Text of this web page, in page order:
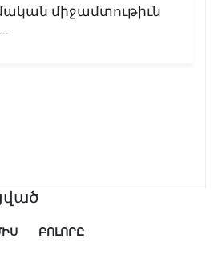
միջամտութիւն
ԲՈԼՈՐԸ